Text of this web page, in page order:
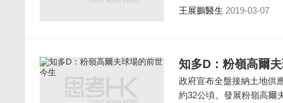
王展鵬醫生 2019-03-07
知多D：粉嶺高爾
政府宣布全盤接納土地供
約32公頃。發展粉嶺高爾